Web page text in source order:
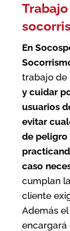
En
trabajo de
y cuidar
usuarios
evitar
de peligro
caso
cumplan
cliente
Además
encargará